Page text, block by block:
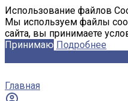
Использование файлов
Мы используем файлы
сайта, вы принимаете
Принимаю Подробнее
Главная